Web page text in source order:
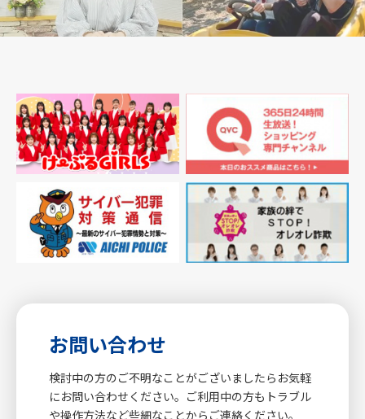
お問い合わせ
検討中の方のご不明なことがございましたらお気軽
にお問い合わせください。ご利用中の方もトラブル
や操作方法など些細なことからご連絡ください。